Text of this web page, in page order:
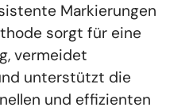
Markierungen
sorgt für eine
vermeidet
unterstützt die
und effizienten